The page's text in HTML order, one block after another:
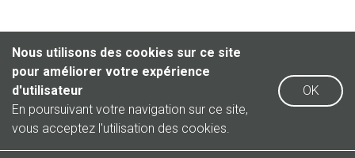
Nous utilisons des cookies sur ce site
pour améliorer votre expérience
d'utilisateur
En poursuivant votre navigation sur ce site,
vous acceptez l'utilisation des cookies.
OK